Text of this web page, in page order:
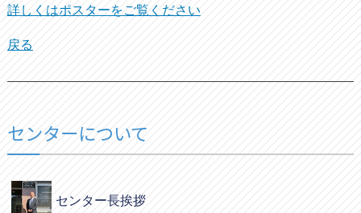
詳しくはポスターをご覧ください
戻る
センターについて
センター長挨拶